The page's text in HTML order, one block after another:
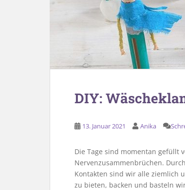
DIY:
13. Januar 2021 Anika
Die Tage sind momentan gefüllt
Nervenzusammenbrüchen.
Kontakten sind wir alle ziemlich
zu bieten, backen und basteln